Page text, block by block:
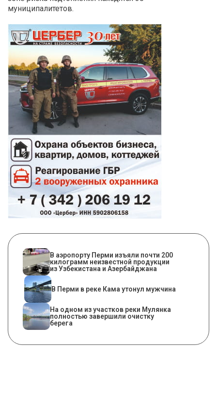
муниципалитетов.
В аэропорту Перми изъяли почти 200
килограмм неизвестной продукции
из Узбекистана и Азербайджана
В Перми в реке Кама утонул мужчина
На одном из участков реки Мулянка
полностью завершили очистку
берега